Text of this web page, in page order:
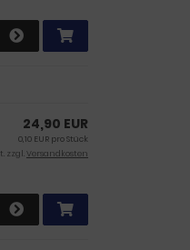
24,90 EUR
0,10 EUR pro Stück
zzgl.Versandkosten